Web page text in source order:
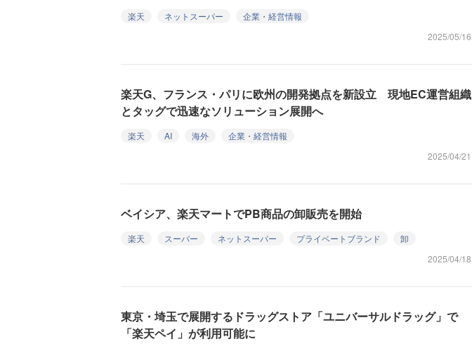
楽天 ネットスーパー
企業・経営情報
2025/05/16
楽天G、フランス・パリに欧州の開発拠点を新設立 現地EC運営組織
とタッグで迅速なソリューション展開へ
楽天 AI 海外
企業・経営情報
2025/04/21
ベイシア、楽天マートでPB商品の卸販売を開始
楽天 スーパー ネットスーパー プライベートブランド
卸
2025/04/18
東京・埼玉で展開するドラッグストア「ユニバーサルドラッグ」で
「楽天ペイ」が利用可能に